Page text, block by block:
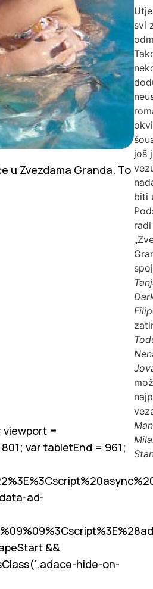
u Zvezdama Granda. To
=
var tabletEnd = 961;
ad-
&&
hide-on-
svi
još
biti
radi